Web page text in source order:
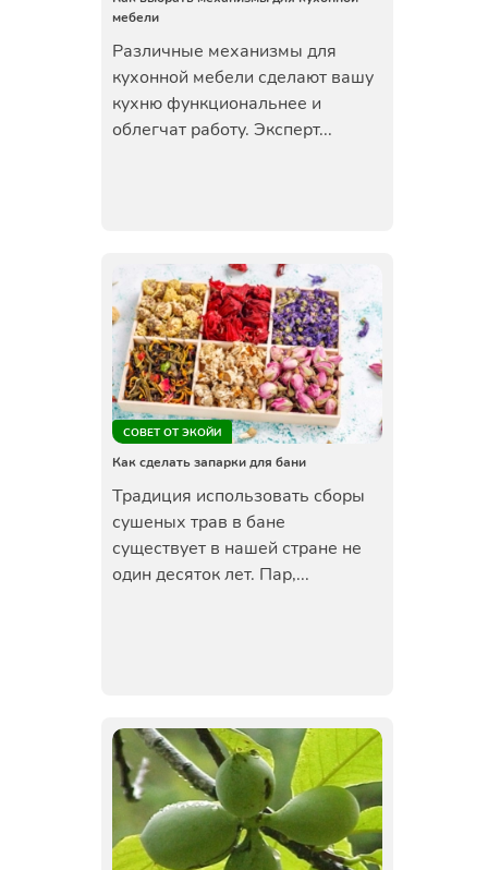
мебели
Различные механизмы для
кухонной мебели сделают вашу
кухню функциональнее и
облегчат работу. Эксперт...
СОВЕТ ОТ ЭКОЙИ
Как сделать запарки для бани
Традиция использовать сборы
сушеных трав в бане
существует в нашей стране не
один десяток лет. Пар,...